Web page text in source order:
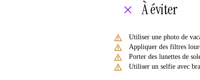
À éviter
Utiliser une photo de
Appliquer des filtres
Porter des lunettes de
Utiliser un selfie avec